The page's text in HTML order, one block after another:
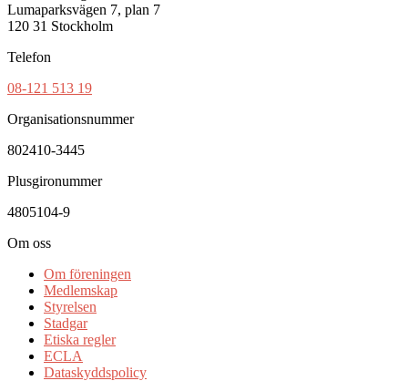
Lumaparksvägen 7, plan 7
120 31 Stockholm
Telefon
08-121 513 19
Organisationsnummer
802410-3445
Plusgironummer
4805104-9
Om oss
Om föreningen
Medlemskap
Styrelsen
Stadgar
Etiska regler
ECLA
Dataskyddspolicy